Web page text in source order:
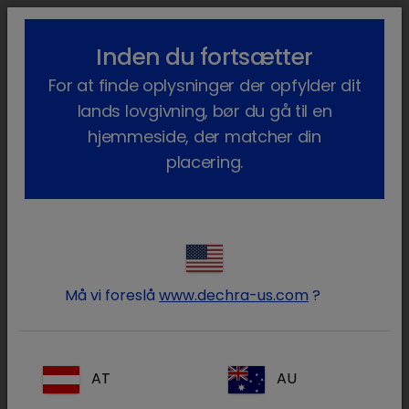
lock_outline search menu
Produkter
Produkter til dermatologi
Log ind på din Dechra konto
Inden du fortsætter
For at finde oplysninger der opfylder dit
lands lovgivning, bør du gå til en
hjemmeside, der matcher din
placering.
Må vi foreslåwww.dechra-us.com ?
AT AU